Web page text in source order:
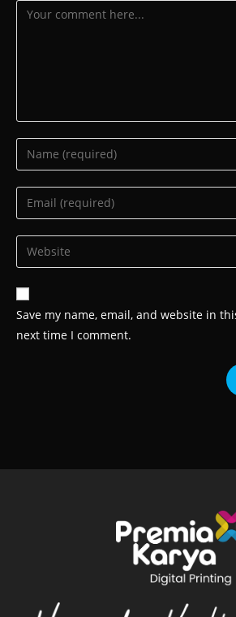
Comment
Enter
your
name
comment
Enter
your
email
address
comment
Enter
your
website
URL
(optional)
Save my name, email, and website in
next time I comment.